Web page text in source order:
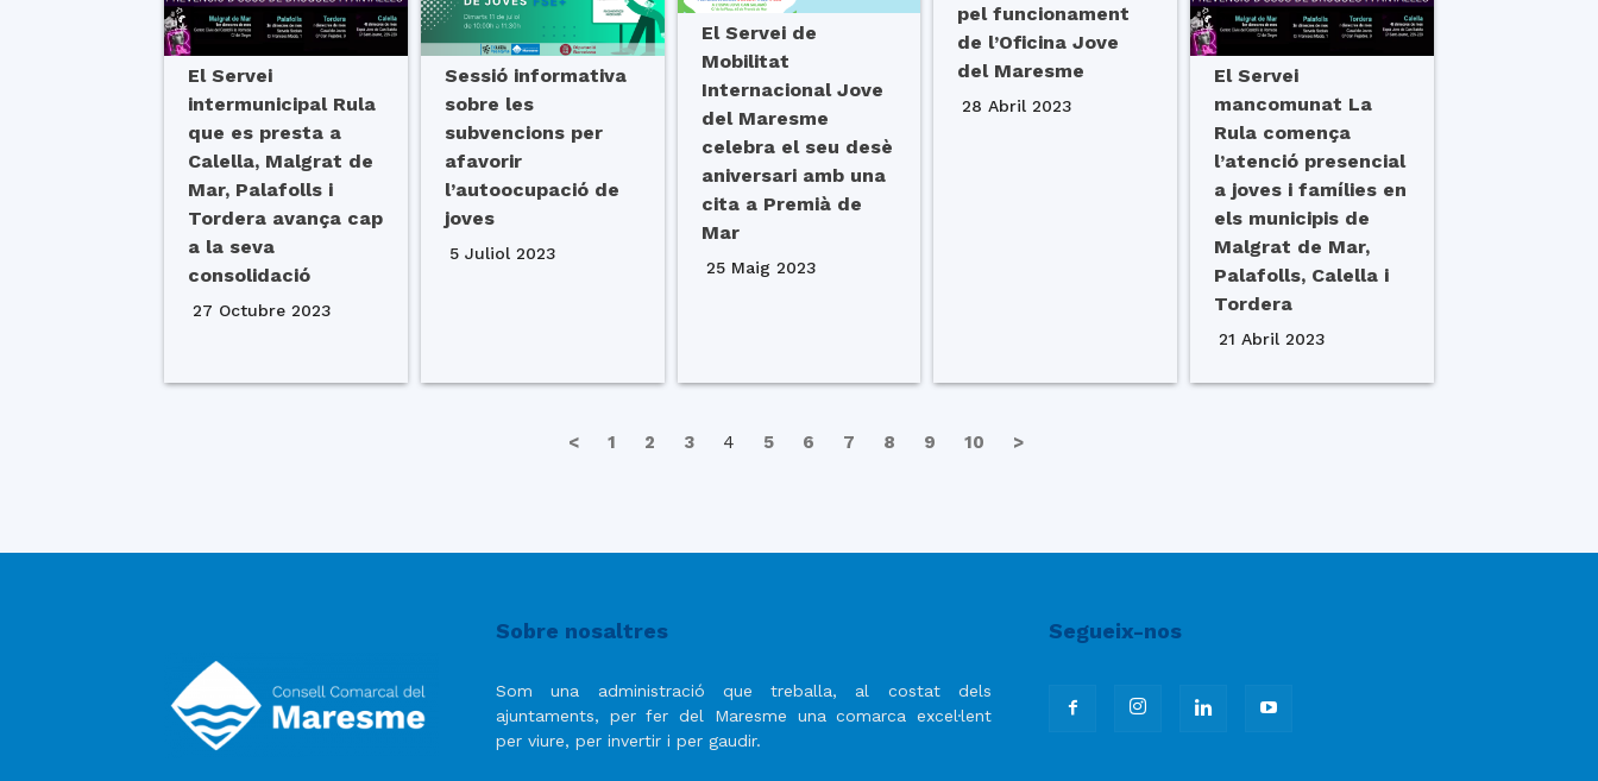
El Servei
intermunicipal Rula
que es presta a
Calella, Malgrat de
Mar, Palafolls i
Tordera avança cap
a la seva
consolidació
27 Octubre 2023
Sessió informativa
sobre les
subvencions per
afavorir
l’autoocupació de
joves
5 Juliol 2023
El Servei de
Mobilitat
Internacional Jove
del Maresme
celebra el seu desè
aniversari amb una
cita a Premià de
Mar
25 Maig 2023
pel funcionament
de l’Oficina Jove
del Maresme
28 Abril 2023
El Servei
mancomunat La
Rula comença
l’atenció presencial
a joves i famílies en
els municipis de
Malgrat de Mar,
Palafolls, Calella i
Tordera
21 Abril 2023
< 1 2 3 4 5 6 7 8 9 10 >
Sobre nosaltres
Som una administració que treballa, al costat dels
ajuntaments, per fer del Maresme una comarca excel·lent
per viure, per invertir i per gaudir.
Segueix-nos